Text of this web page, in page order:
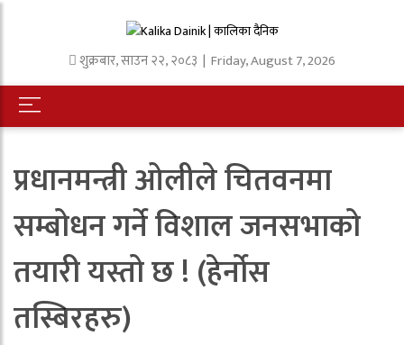
शुक्रबार,साउन२२,२०८३ | Friday, August 7, 2026
प्रधानमन्त्री ओलीले चितवनमा
सम्बोधन गर्ने विशाल जनसभाको
तयारी यस्तो छ ! (हेर्नोस
तस्बिरहरु)